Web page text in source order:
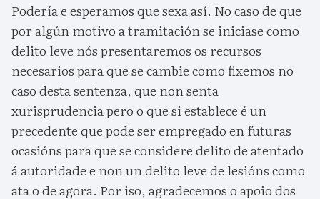
Podería e esperamos que sexa así. No caso de que
por algún motivo a tramitación se iniciase como
delito leve nós presentaremos os recursos
necesarios para que se cambie como fixemos no
caso desta sentenza, que non senta
xurisprudencia pero o que si establece é un
precedente que pode ser empregado en futuras
ocasións para que se considere delito de atentado
á autoridade e non un delito leve de lesións como
ata o de agora. Por iso, agradecemos o apoio dos